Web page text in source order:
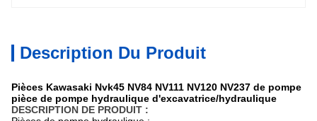
Description Du Produit
Pièces Kawasaki Nvk45 NV84 NV111 NV120 NV237 de pompe
pièce de pompe hydraulique d'excavatrice/hydraulique
DESCRIPTION DE PRODUIT :